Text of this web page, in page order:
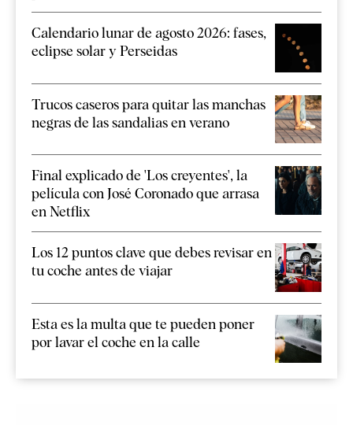
Calendario lunar de agosto 2026: fases,
eclipse solar y Perseidas
Trucos caseros para quitar las manchas
negras de las sandalias en verano
Final explicado de 'Los creyentes', la
película con José Coronado que arrasa
en Netflix
Los 12 puntos clave que debes revisar en
tu coche antes de viajar
Esta es la multa que te pueden poner
por lavar el coche en la calle